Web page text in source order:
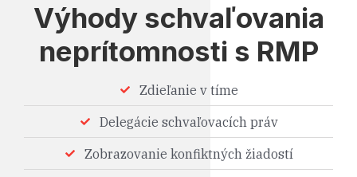
Výhody schvaľovania
neprítomnosti s RMP
Zdieľanie v tíme
Delegácie schvaľovacích práv
Zobrazovanie konfiktných žiadostí